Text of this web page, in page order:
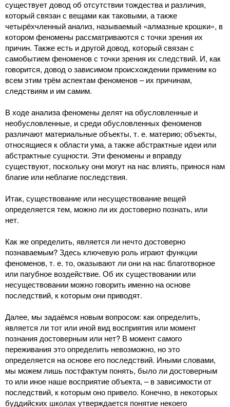
существует довод об отсутствии тождества и различия,
который связан с вещами как таковыми, а также
четырёхчленный анализ, называемый «алмазные крошки», в
котором феномены рассматриваются с точки зрения их
причин. Также есть и другой довод, который связан с
самобытием феноменов с точки зрения их следствий. И, как
говорится, довод о зависимом происхождении применим ко
всем этим трём аспектам феноменов – их причинам,
следствиям и им самим.
В ходе анализа феномены делят на обусловленные и
необусловленные, и среди обусловленных феноменов
различают материальные объекты, т. е. материю; объекты,
относящиеся к области ума, а также абстрактные идеи или
абстрактные сущности. Эти феномены и вправду
существуют, поскольку они могут на нас влиять, принося нам
благие или неблагие последствия.
Итак, существование или несуществование вещей
определяется тем, можно ли их достоверно познать, или
нет.
Как же определить, является ли нечто достоверно
познаваемым? Здесь ключевую роль играют функции
феноменов, т. е. то, оказывают ли они на нас благотворное
или пагубное воздействие. Об их существовании или
несуществовании можно говорить именно на основе
последствий, к которым они приводят.
Далее, мы задаёмся новым вопросом: как определить,
является ли тот или иной вид восприятия или момент
познания достоверным или нет? В момент самого
переживания это определить невозможно, но это
определяется на основе его последствий. Иными словами,
мы можем лишь постфактум понять, было ли достоверным
то или иное наше восприятие объекта, – в зависимости от
последствий, к которым оно привело. Конечно, в некоторых
буддийских школах утверждается понятие некоего